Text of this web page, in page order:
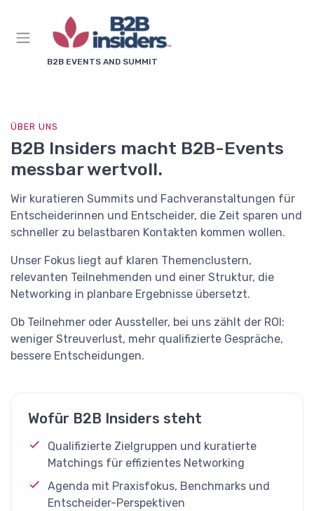
B2B EVENTS AND SUMMIT
ÜBER UNS
B2B Insiders macht B2B-Events
messbar wertvoll.
Wir kuratieren Summits und Fachveranstaltungen für
Entscheiderinnen und Entscheider, die Zeit sparen und
schneller zu belastbaren Kontakten kommen wollen.
Unser Fokus liegt auf klaren Themenclustern,
relevanten Teilnehmenden und einer Struktur, die
Networking in planbare Ergebnisse übersetzt.
Ob Teilnehmer oder Aussteller, bei uns zählt der ROI:
weniger Streuverlust, mehr qualifizierte Gespräche,
bessere Entscheidungen.
Wofür B2B Insiders steht
Qualifizierte Zielgruppen und kuratierte
Matchings für effizientes Networking
Agenda mit Praxisfokus, Benchmarks und
Entscheider-Perspektiven